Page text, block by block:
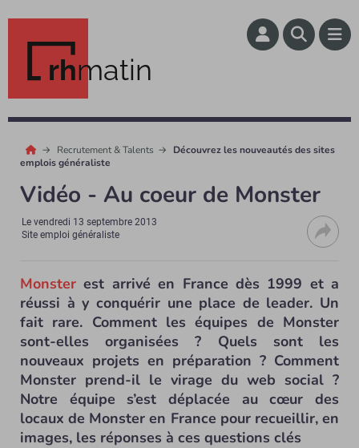
rhmatin
Recrutement & Talents
Découvrez les nouveautés des sites
emplois généraliste
Vidéo - Au coeur de Monster
Levendredi 13 septembre 2013
Site emploi généraliste
Monster est arrivé en France dès 1999 et a
réussi à y conquérir une place de leader. Un
fait rare. Comment les équipes de Monster
sont-elles organisées ? Quels sont les
nouveaux projets en préparation ? Comment
Monster prend-il le virage du web social ?
Notre équipe s’est déplacée au cœur des
locaux de Monster en France pour recueillir, en
images, les réponses à ces questions clés